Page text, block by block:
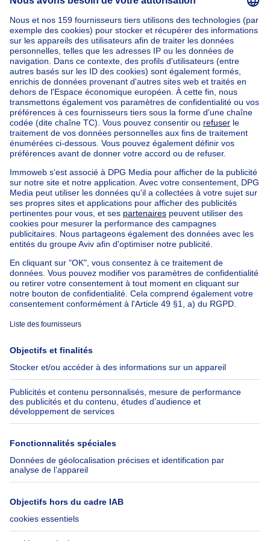
Accueil Belgique
Bruxelles (province)
Bruxelles (arrondissement)
Acheter votre bien exceptionnel à Watermael-boitsfort
Nos maisons hors de la Belgique
Maison à vendre France
Maison à vendre Espagne
Maison à vendre Italie
Maison à vendre Luxembourg
Maison à vendre Pays-bas
Nos biens pas chèrsMaison à vendre pas cher
Appartements à louer pas cher
Nos biens à louer avec chambres
Appartement à vendre avec 3 chambres
Maison à vendre avec 3 chambres
Appartement à louer avec 3 chambres
Maison à louer avec 3 chambres
Appartement à louer avec 3 chambres Bruxelles-ville
À propos
Immoweb
Presse
Emplois
Groupe Axel Springer
SeLoger.com
Immowelt.de
Outils
Belfius
Assurances
Check-list déménagement
Aide
FAQ
Accessibilité
Contactez-nous
Suivez-nous
LinkedIn